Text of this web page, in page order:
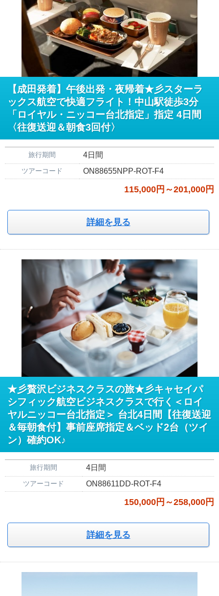
【成田発着】午後出発・夜帰着★彡スターラ
ックス航空で快適フライト！中山駅徒歩3分
「ロイヤル・ニッコー台北指定」指定 4日間
〈往復送迎＆朝食3回付〉
旅行期間 4日間
ツアーコード ON88655NPP-ROT-F4
115,000円～201,000円
詳細を見る
★彡贅沢ビジネスクラスの旅★彡キャセイパ
シフィック航空ビジネスクラスで行く＜ロイ
ヤルニッコー台北指定＞ 台北4日間【往復送迎
＆毎朝食付】事前座席指定＆ベッド2台（ツイ
ン）確約OK♪
旅行期間 4日間
ツアーコード ON88611DD-ROT-F4
150,000円～258,000円
詳細を見る